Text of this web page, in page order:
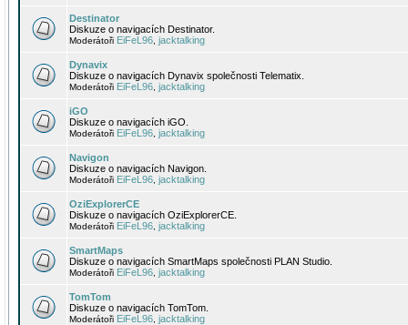
Destinator
Diskuze o navigacích Destinator.
Moderátoři EiFeL96 jacktalking
Dynavix
Diskuze o navigacích Dynavix společnosti Telematix.
Moderátoři EiFeL96 jacktalking
iGO
Diskuze o navigacích iGO.
Moderátoři EiFeL96 jacktalking
Navigon
Diskuze o navigacích Navigon.
Moderátoři EiFeL96 jacktalking
OziExplorerCE
Diskuze o navigacích OziExplorerCE.
Moderátoři EiFeL96 jacktalking
SmartMaps
Diskuze o navigacích SmartMaps společnosti PLAN Studio.
Moderátoři EiFeL96 jacktalking
TomTom
Diskuze o navigacích TomTom.
Moderátoři EiFeL96 jacktalking